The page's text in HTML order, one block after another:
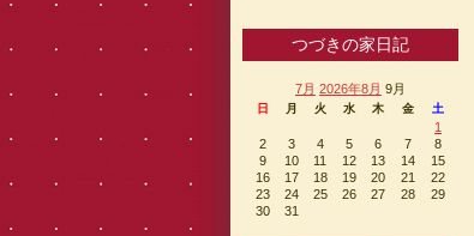
つづきの家日記
7月 2026年8月 9月
日 月 火 水 木 金 土
1
2
3 4 5 6 7
8
9
10 11 12 13 14
15
16
17 18 19 20 21
22
23
24 25 26 27 28
29
30
31